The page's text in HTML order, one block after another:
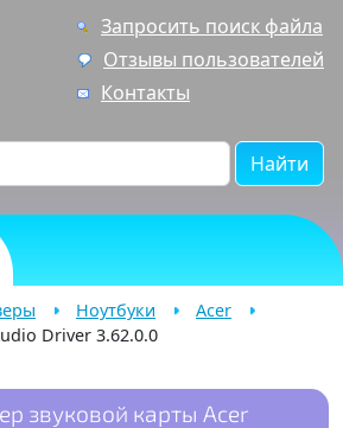
Запросить поиск файла
Отзывы пользователей
Контакты
Найти
Ноутбуки
Acer
Driver 3.62.0.0
звуковой карты Acer